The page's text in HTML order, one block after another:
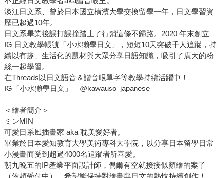
淡江日文系、曾於日本國立橫濱大學交換留學一年，日文學習資
歷已超過10年。
日文系畢業後誤打誤撞踏上了行銷這條不歸路。2020 年末創立
IG 日文教學帳號「小水獺學日文」，短短10天突破千人追蹤，持
續以有趣、生活化的題材與大眾分享日語知識，吸引了廣大的粉
絲一起學習。
在Threads以日文語音＆諧音哏單字等教學持續活躍中！
IG「小水獺學日文」 @kawauso_japanese
＜繪者簡介＞
ミンMIN
可愛日系風插畫家 aka 耽美愛好者。
畢業於日本愛知教育大學美術專科大學院，以分享日本留學日常
小漫畫而受到超過4000名追蹤者所喜愛。
朝九晚五的IP產業平面設計師，偶爾有空就接接似顏繪的案子
（依頼受付中），希望能保持對繪畫與日文的熱忱持續創作！